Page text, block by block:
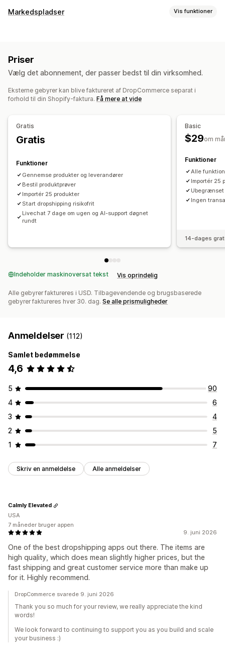
Produkter, du kan sælge
Babyprodukter
Møbler Erhverv og kontor Hardware Auto
Veletablerede produkter
Markedspladser Vis funktioner
Masseupload
Ordrestyring
Masseordrer
Ordregodkendelse
Ordresynkronisering
Priser
Vælg det abonnement, der passer bedst til din virksomhed.
Eksterne gebyrer kan blive faktureret af DropCommerce separat i
forhold til din Shopify-faktura. Få mere at vide
Gratis
Gratis
Funktioner
Gennemse produkter og leverandører
Bestil produktprøver
Importér 25 produkter
Start dropshipping risikofrit
Livechat 7 dage om ugen og AI-support døgnet
rundt
Basic
$29om
Funktioner
Alle
Importér 25
Ingen
14-dages
Indeholder maskinoversat tekst Vis oprindelig
Alle gebyrer faktureres i USD. Tilbagevendende og brugsbaserede
gebyrer faktureres hver 30. dag. Se alle prismuligheder
Anmeldelser (112)
Samlet bedømmelse
4,6
5
90
4
6
3
4
2
5
1
7
Skriv en anmeldelse Alle anmeldelser
9. juni 2026
One of the best dropshipping apps out there. The items are
high quality, which does mean slightly higher prices, but the
fast shipping and great customer service more than make up
for it. Highly recommend.
Calmly Elevated
USA
7 måneder bruger appen
DropCommerce svarede 9. juni 2026
Thank you so much for your review, we really appreciate the kind
words!
We look forward to continuing to support you as you build and scale
your business :)